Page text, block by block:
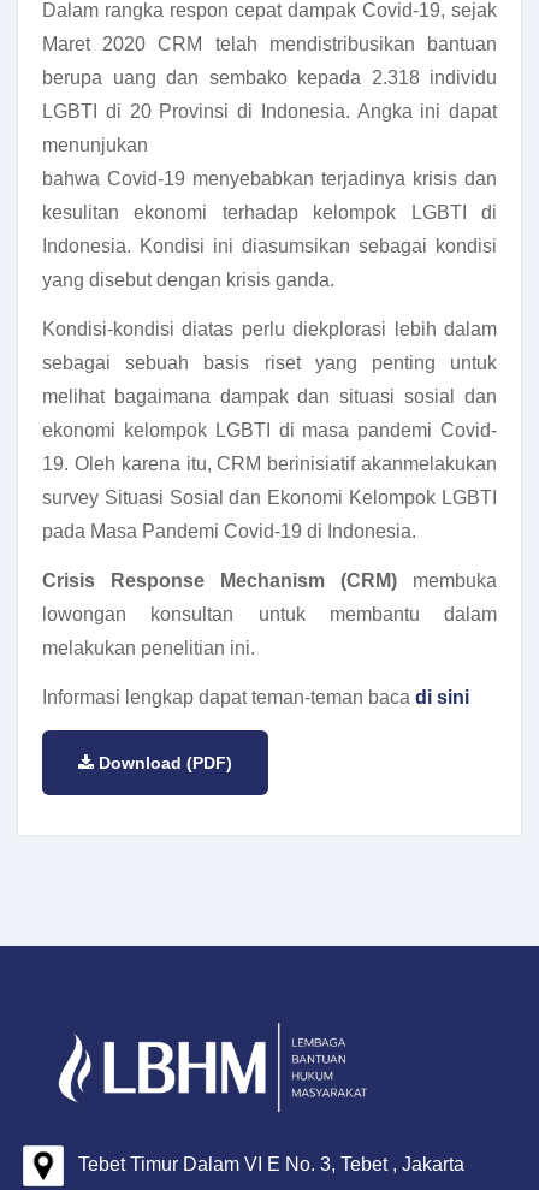
Dalam rangka respon cepat dampak Covid-19, sejak
Maret 2020 CRM telah mendistribusikan bantuan
berupa uang dan sembako kepada 2.318 individu
LGBTI di 20 Provinsi di Indonesia. Angka ini dapat
menunjukan
bahwa Covid-19 menyebabkan terjadinya krisis dan
kesulitan ekonomi terhadap kelompok LGBTI di
Indonesia. Kondisi ini diasumsikan sebagai kondisi
yang disebut dengan krisis ganda.
Kondisi-kondisi diatas perlu diekplorasi lebih dalam
sebagai sebuah basis riset yang penting untuk
melihat bagaimana dampak dan situasi sosial dan
ekonomi kelompok LGBTI di masa pandemi Covid-
19. Oleh karena itu, CRM berinisiatif akanmelakukan
survey Situasi Sosial dan Ekonomi Kelompok LGBTI
pada Masa Pandemi Covid-19 di Indonesia.
Crisis Response Mechanism (CRM) membuka
lowongan konsultan untuk membantu dalam
melakukan penelitian ini.
Informasi lengkap dapat teman-teman baca di sini
Download (PDF)
Tebet Timur Dalam VI E No. 3, Tebet , Jakarta